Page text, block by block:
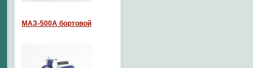
МАЗ-500А бортовой